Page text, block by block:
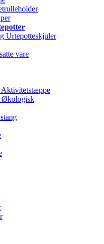
Urtepotteskjuler
vare
Aktivitetstæppe
Økologisk